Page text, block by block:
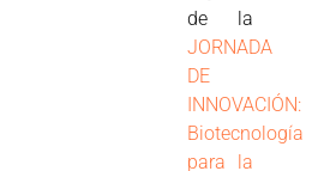
de la
JORNADA
DE
INNOVACIÓN:
Biotecnología
para la